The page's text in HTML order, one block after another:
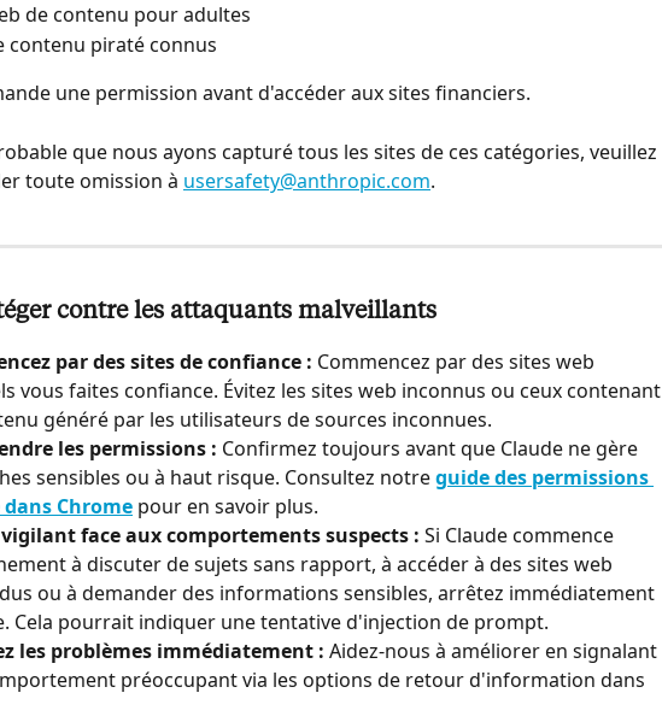
de contenu pour adultes
contenu piraté connus
une permission avant d'accéder aux sites financiers.
que nous ayons capturé tous les sites de ces catégories, veuillez
toute omission à usersafety@anthropic.com.
contre les attaquants malveillants
par des sites de confiance : Commencez par des sites web
vous faites confiance. Évitez les sites web inconnus ou ceux contenant
généré par les utilisateurs de sources inconnues.
les permissions : Confirmez toujours avant que Claude ne gère
sensibles ou à haut risque. Consultez notre guide des permissions
dans Chrome pour en savoir plus.
vigilant face aux comportements suspects : Si Claude commence
à discuter de sujets sans rapport, à accéder à des sites web
ou à demander des informations sensibles, arrêtez immédiatement
Cela pourrait indiquer une tentative d'injection de prompt.
les problèmes immédiatement : Aidez-nous à améliorer en signalant
préoccupant via les options de retour d'information dans